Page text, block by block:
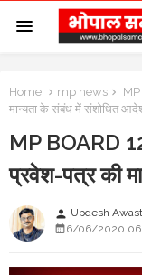
Home mp news
मान्यता के संबंध में संशोधित
MP BOARD
प्रवेश-पत्र की
person Updesh
6/06/2020